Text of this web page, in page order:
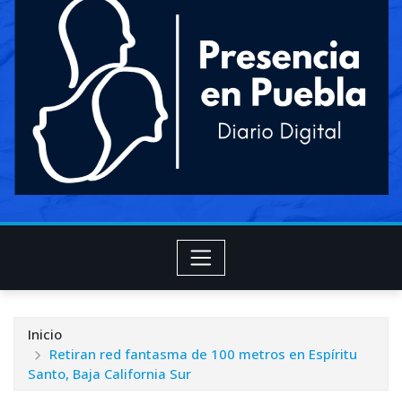
Inicio
Retiran red fantasma de 100 metros en Espíritu
Santo, Baja California Sur